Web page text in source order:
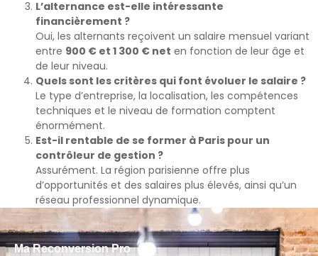
L’alternance est-elle intéressante
financièrement ?
Oui, les alternants reçoivent un salaire mensuel variant
entre 900 € et 1 300 € net en fonction de leur âge et
de leur niveau.
Quels sont les critères qui font évoluer le salaire ?
Le type d’entreprise, la localisation, les compétences
techniques et le niveau de formation comptent
énormément.
Est-il rentable de se former à Paris pour un
contrôleur de gestion ?
Assurément. La région parisienne offre plus
d’opportunités et des salaires plus élevés, ainsi qu’un
réseau professionnel dynamique.
Ma Reconversion Pro